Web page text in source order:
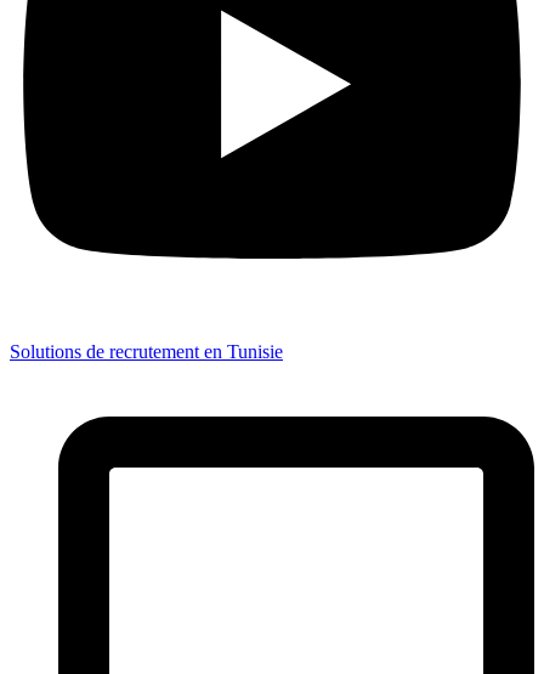
Solutions de recrutement en Tunisie